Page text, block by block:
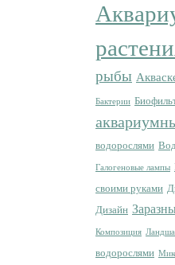
рыбы
Бактерии
водорослями
Галогеновые лампы
своими руками
Дизайн
Композиция
водорослями